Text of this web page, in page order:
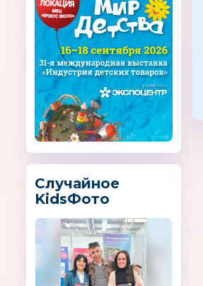
Случайное
KidsФото